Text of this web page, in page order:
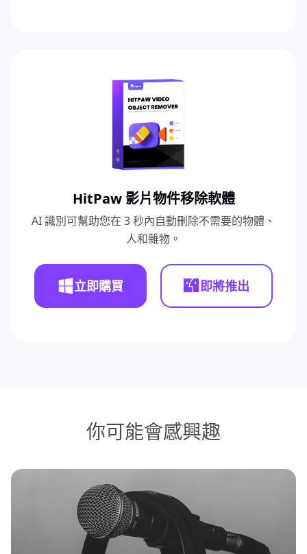
HitPaw 影片物件移除軟體
AI 識別可幫助您在 3 秒內自動刪除不需要的物體、
人和雜物。
立即購買 即將推出
你可能會感興趣